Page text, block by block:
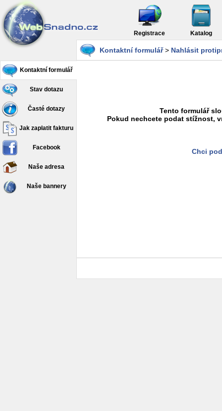
Registrace Katalog
Kontaktní formulář
Stav dotazu
Časté dotazy
Jak zaplatit fakturu
Facebook
Naše adresa
Naše bannery
Kontaktní formulář> Nahlásit
Tento formulář
Pokud nechcete podat stížnost,
Chci